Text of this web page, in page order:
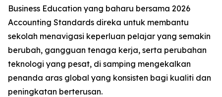
Business Education yang baharu bersama 2026
Accounting Standards direka untuk membantu
sekolah menavigasi keperluan pelajar yang semakin
berubah, gangguan tenaga kerja, serta perubahan
teknologi yang pesat, di samping mengekalkan
penanda aras global yang konsisten bagi kualiti dan
peningkatan berterusan.